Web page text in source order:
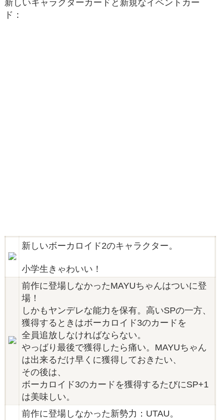
新しいキャラクターカードと新規なイベントカー
ド：
新しいボーカロイド2のキャラクター。
小学生きゃわいい！
前作に登場しなかったMAYUちゃんはついに登
場！
しかもヤンデレな能力を保有。高いSPの一方、
獲得するときはボーカロイド3のカードを
全員追放しなければならない。
やっばり最後で獲得したら痛い。MAYUちゃん
は出来るだけ早くに獲得しておきたい、
その後は、
ボーカロイド3のカードを獲得するたびにSP+1
は美味しい。
前作に登場しなかった新勢力：UTAU。